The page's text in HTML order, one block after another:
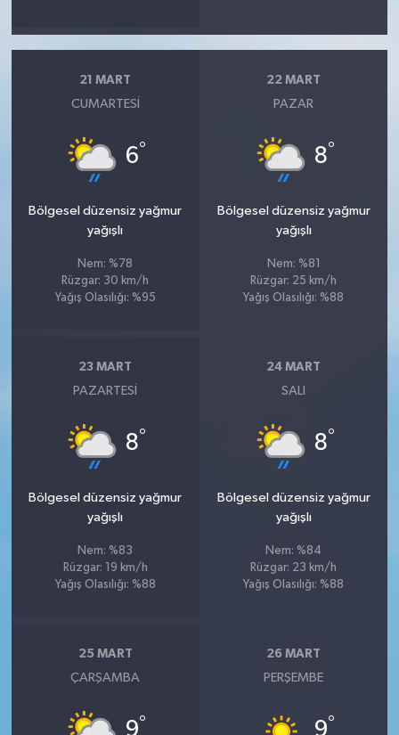
21 MART
CUMARTESI
6°
Bölgesel düzensiz yağmur
yağışlı
Nem: %78
Rüzgar: 30 km/h
Yağış Olasılığı: %95
22 MART
PAZAR
8°
Bölgesel düzensiz yağmur
yağışlı
Nem: %81
Rüzgar: 25 km/h
Yağış Olasılığı: %88
23 MART
PAZARTESI
8°
Bölgesel düzensiz yağmur
yağışlı
Nem: %83
Rüzgar: 19 km/h
Yağış Olasılığı: %88
24 MART
SALI
8°
Bölgesel düzensiz yağmur
yağışlı
Nem: %84
Rüzgar: 23 km/h
Yağış Olasılığı: %88
25 MART
ÇARŞAMBA
°
26 MART
PERŞEMBE
°